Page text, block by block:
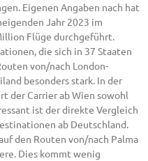
Eigenen Angaben nach hat
Jahr 2023 im
Flüge durchgeführt.
die sich in 37 Staaten
von/nach London-
besonders stark. In der
der Carrier ab Wien sowohl
ist der direkte Vergleich
ab Deutschland.
den Routen von/nach Palma
Dies kommt wenig